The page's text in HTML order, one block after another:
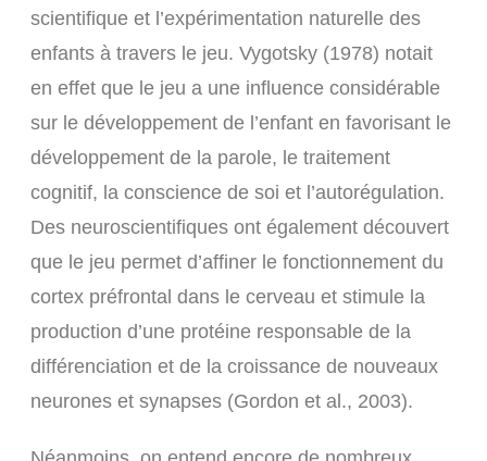
scientifique et l’expérimentation naturelle des
enfants à travers le jeu. Vygotsky (1978) notait
en effet que le jeu a une influence considérable
sur le développement de l’enfant en favorisant le
développement de la parole, le traitement
cognitif, la conscience de soi et l’autorégulation.
Des neuroscientifiques ont également découvert
que le jeu permet d’affiner le fonctionnement du
cortex préfrontal dans le cerveau et stimule la
production d’une protéine responsable de la
différenciation et de la croissance de nouveaux
neurones et synapses (Gordon et al., 2003).